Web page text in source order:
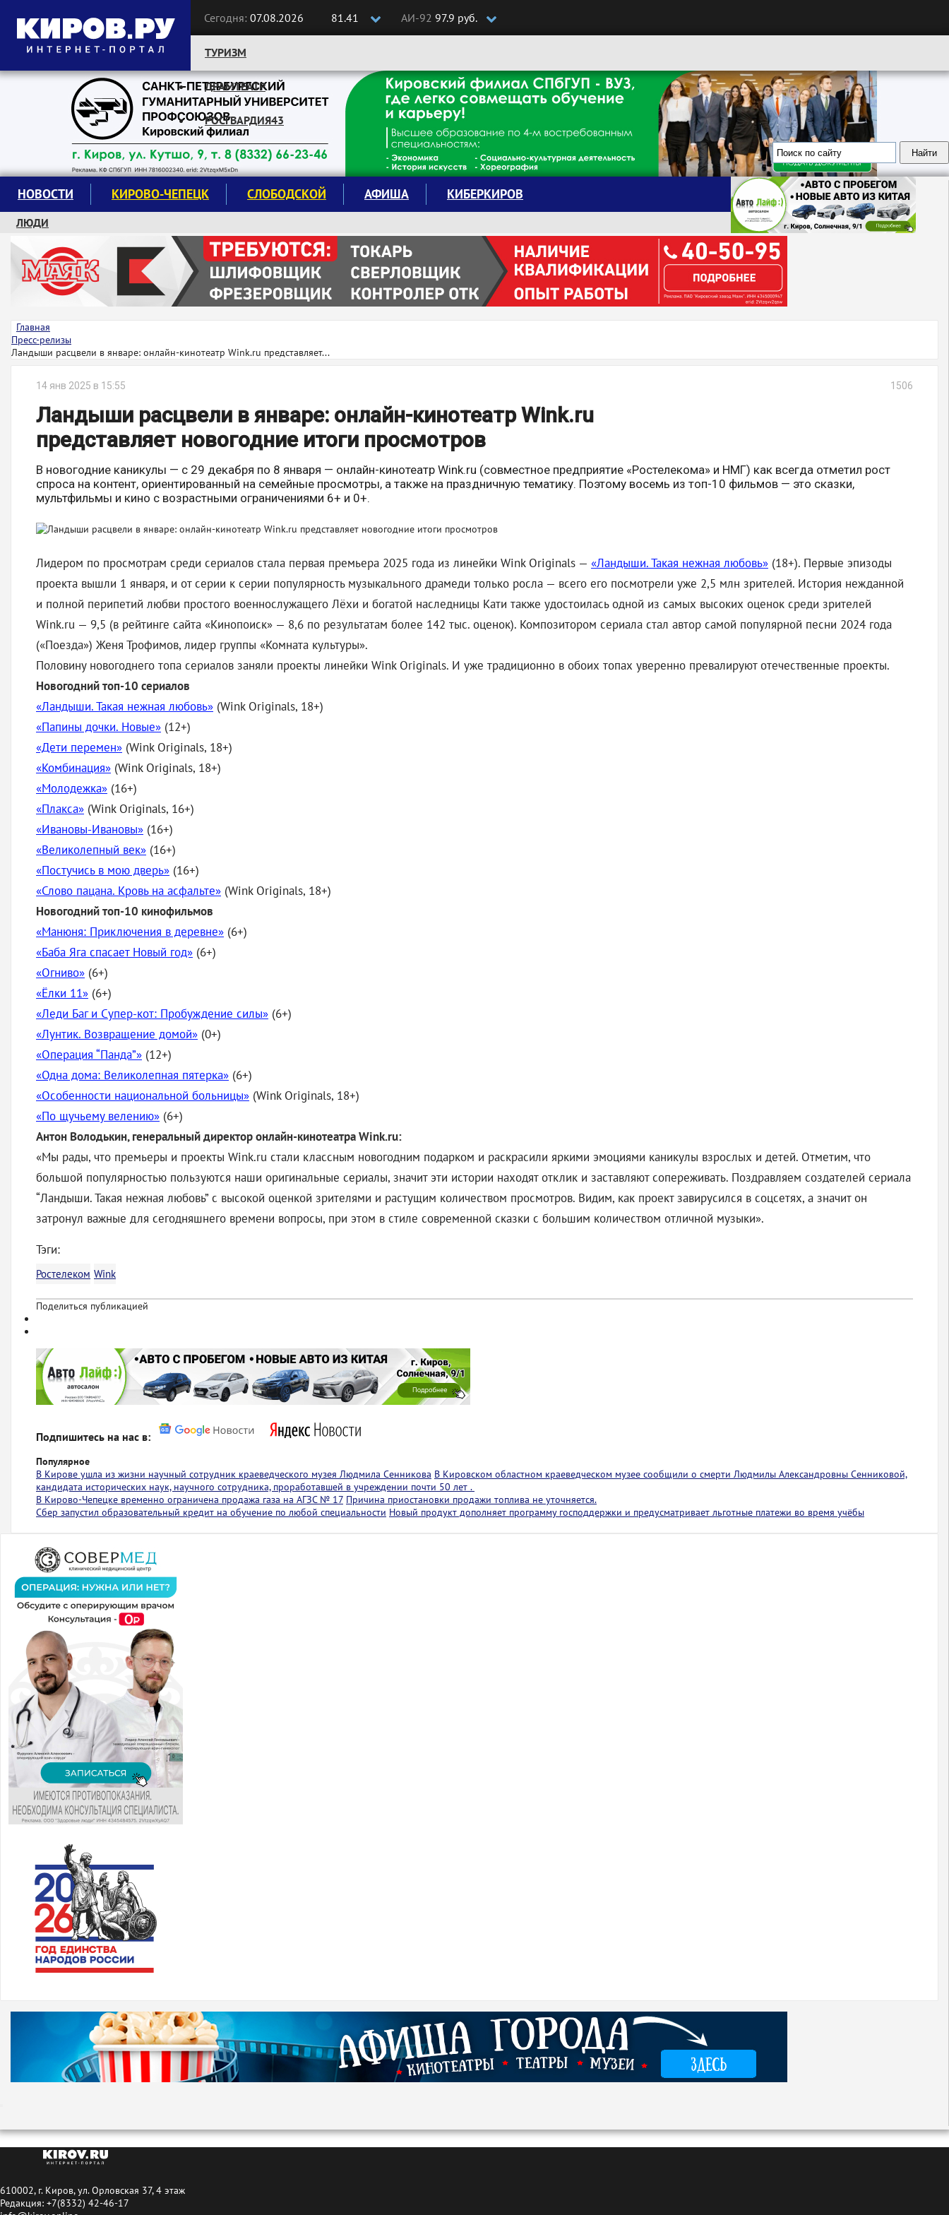
Сегодня: 07.08.2026 81.41 АИ-92 97.9 руб.
Следите за новостями:
ТУРИЗМ
ДРАМТЕАТР
РОСГВАРДИЯ43
НОВОСТИ КИРОВО-ЧЕПЕЦК СЛОБОДСКОЙ АФИША КИБЕРКИРОВ
ЛЮДИ
КРУЖКИ И СЕКЦИИ
ЗАВОДУ "МАЯК" 85 ЛЕТ
ЭКОЛОГИЯ
Главная
Пресс-релизы
Ландыши расцвели в январе: онлайн-кинотеатр Wink.ru представляет...
14 янв 2025 в 15:55 1506
Ландыши расцвели в январе: онлайн-кинотеатр Wink.ru
представляет новогодние итоги просмотров
В новогодние каникулы — с 29 декабря по 8 января — онлайн-кинотеатр Wink.ru (совместное предприятие «Ростелекома» и НМГ) как всегда отметил рост
спроса на контент, ориентированный на семейные просмотры, а также на праздничную тематику. Поэтому восемь из топ-10 фильмов — это сказки,
мультфильмы и кино с возрастными ограничениями 6+ и 0+.
Лидером по просмотрам среди сериалов стала первая премьера 2025 года из линейки Wink Originals — «Ландыши. Такая нежная любовь» (18+). Первые эпизоды
проекта вышли 1 января, и от серии к серии популярность музыкального драмеди только росла — всего его посмотрели уже 2,5 млн зрителей. История нежданной
и полной перипетий любви простого военнослужащего Лёхи и богатой наследницы Кати также удостоилась одной из самых высоких оценок среди зрителей
Wink.ru — 9,5 (в рейтинге сайта «Кинопоиск» — 8,6 по результатам более 142 тыс. оценок). Композитором сериала стал автор самой популярной песни 2024 года
(«Поезда») Женя Трофимов, лидер группы «Комната культуры».
Половину новогоднего топа сериалов заняли проекты линейки Wink Originals. И уже традиционно в обоих топах уверенно превалируют отечественные проекты.
Новогодний топ-10 сериалов
«Ландыши. Такая нежная любовь» (Wink Originals, 18+)
«Папины дочки. Новые» (12+)
«Дети перемен» (Wink Originals, 18+)
«Комбинация» (Wink Originals, 18+)
«Молодежка» (16+)
«Плакса» (Wink Originals, 16+)
«Ивановы-Ивановы» (16+)
«Великолепный век» (16+)
«Постучись в мою дверь» (16+)
«Слово пацана. Кровь на асфальте» (Wink Originals, 18+)
Новогодний топ-10 кинофильмов
«Манюня: Приключения в деревне» (6+)
«Баба Яга спасает Новый год» (6+)
«Огниво» (6+)
«Ёлки 11» (6+)
«Леди Баг и Супер-кот: Пробуждение силы» (6+)
«Лунтик. Возвращение домой» (0+)
«Операция “Панда”» (12+)
«Одна дома: Великолепная пятерка» (6+)
«Особенности национальной больницы» (Wink Originals, 18+)
«По щучьему велению» (6+)
Антон Володькин, генеральный директор онлайн-кинотеатраWink.ru:
«Мы рады, что премьеры и проекты Wink.ru стали классным новогодним подарком и раскрасили яркими эмоциями каникулы взрослых и детей. Отметим, что
большой популярностью пользуются наши оригинальные сериалы, значит эти истории находят отклик и заставляют сопереживать. Поздравляем создателей сериала
“Ландыши. Такая нежная любовь” с высокой оценкой зрителями и растущим количеством просмотров. Видим, как проект завирусился в соцсетях, а значит он
затронул важные для сегодняшнего времени вопросы, при этом в стиле современной сказки с большим количеством отличной музыки».
Тэги:
Ростелеком Wink
Поделиться публикацией
Подпишитесь на нас в:
Популярное
В Кирове ушла из жизни научный сотрудник краеведческого музея Людмила Сенникова В Кировском областном краеведческом музее сообщили о смерти Людмилы Александровны Сенниковой,
кандидата исторических наук, научного сотрудника, проработавшей в учреждении почти 50 лет .
В Кирово-Чепецке временно ограничена продажа газа на АГЗС № 17 Причина приостановки продажи топлива не уточняется.
Сбер запустил образовательный кредит на обучение по любой специальности Новый продукт дополняет программу господдержки и предусматривает льготные платежи во время учёбы
610002, г. Киров, ул. Орловская 37, 4 этаж
Редакция: +7(8332) 42-46-17